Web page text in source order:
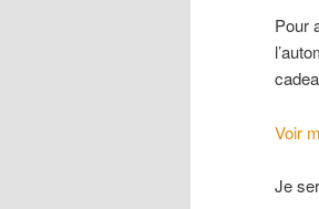
Pour
Voir
Je